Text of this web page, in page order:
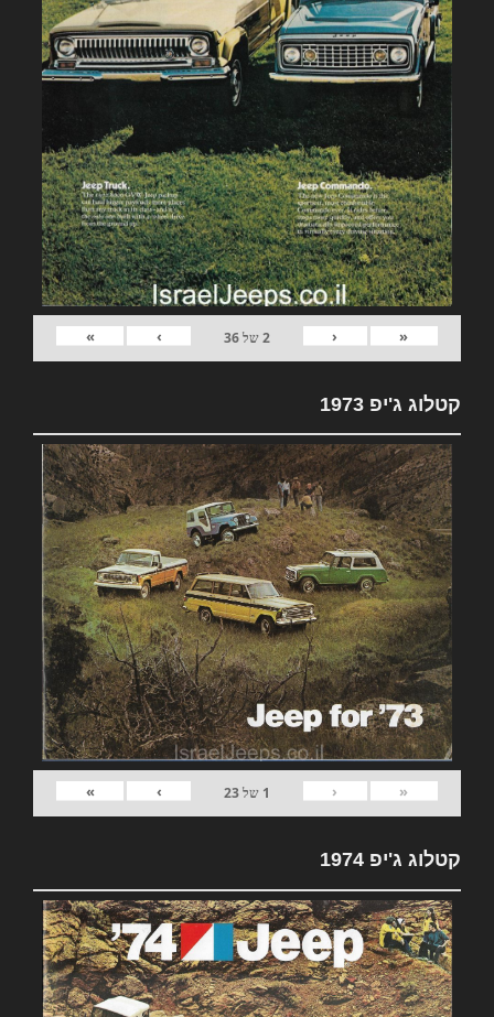
«
‹
2של36
›
»
קטלוג ג'יפ 1973
«
‹
1 של23
›
»
קטלוג ג'יפ 1974